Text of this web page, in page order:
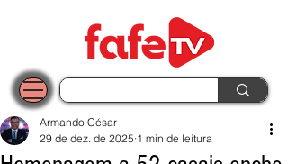
Armando César
29 de dez. de 2025 1 min de leitura